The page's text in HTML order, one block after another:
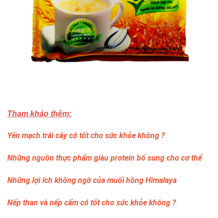
Tham khảo thêm:
Yến mạch trái cây có tốt cho sức khỏe không ?
Những nguồn thực phẩm giàu protein bổ sung cho cơ thể
Những lợi ích không ngờ của muối hồng Himalaya
Nếp than và nếp cẩm có tốt cho sức khỏe không ?